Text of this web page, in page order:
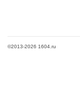
©2013-2026 1604.ru